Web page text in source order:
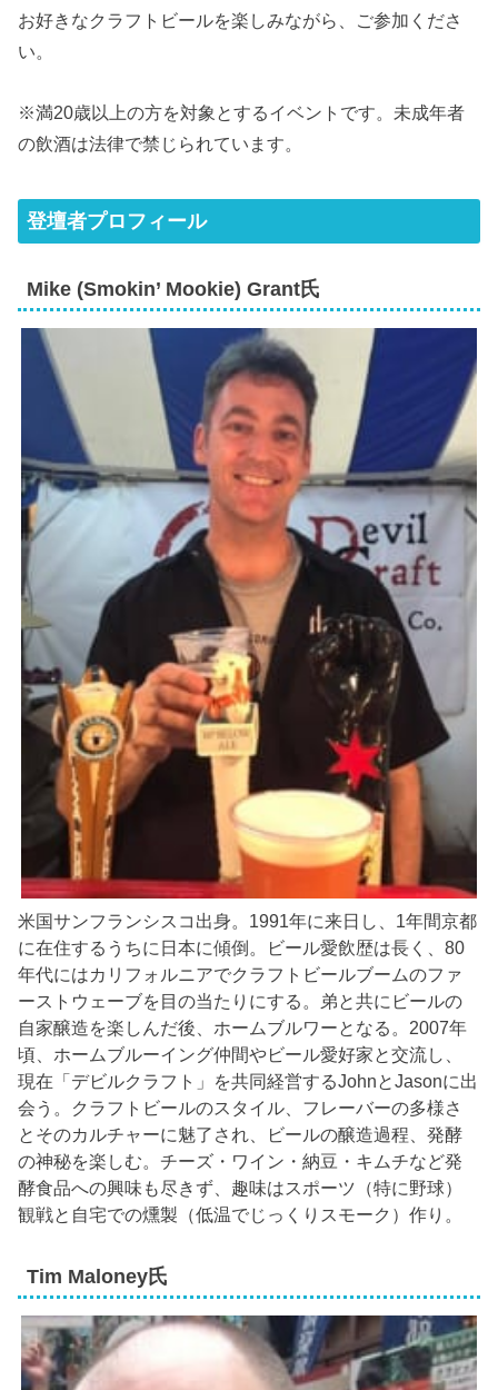
お好きなクラフトビールを楽しみながら、ご参加くださ
い。
※満20歳以上の方を対象とするイベントです。未成年者
の飲酒は法律で禁じられています。
登壇者プロフィール
Mike (Smokin’ Mookie) Grant氏
米国サンフランシスコ出身。1991年に来日し、1年間京都
に在住するうちに日本に傾倒。ビール愛飲歴は長く、80
年代にはカリフォルニアでクラフトビールブームのファ
ーストウェーブを目の当たりにする。弟と共にビールの
自家醸造を楽しんだ後、ホームブルワーとなる。2007年
頃、ホームブルーイング仲間やビール愛好家と交流し、
現在「デビルクラフト」を共同経営するJohnとJasonに出
会う。クラフトビールのスタイル、フレーバーの多様さ
とそのカルチャーに魅了され、ビールの醸造過程、発酵
の神秘を楽しむ。チーズ・ワイン・納豆・キムチなど発
酵食品への興味も尽きず、趣味はスポーツ（特に野球）
観戦と自宅での燻製（低温でじっくりスモーク）作り。
Tim Maloney氏